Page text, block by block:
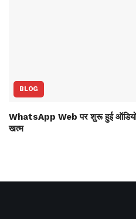
BLOG
WhatsApp Web पर शुरू हुई ऑडियो-
खत्म